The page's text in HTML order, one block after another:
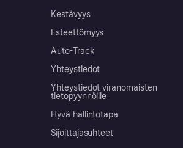
Kestävyys
Esteettömyys
Auto-Track
Yhteystiedot
Yhteystiedot viranomaisten
tietopyynnöille
Hyvä hallintotapa
Sijoittajasuhteet